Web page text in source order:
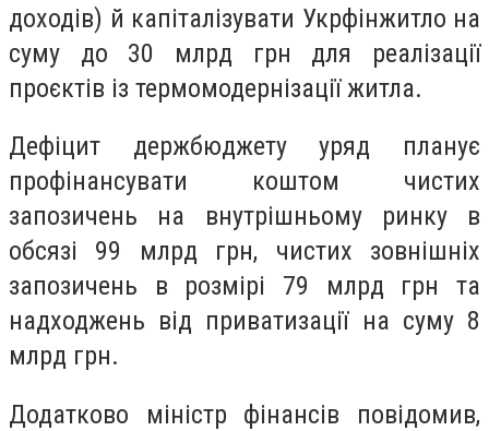
доходів) й капіталізувати Укрфінжитло на
суму до 30 млрд грн для реалізації
проєктів із термомодернізації житла.
Дефіцит держбюджету уряд планує
профінансувати коштом чистих
запозичень на внутрішньому ринку в
обсязі 99 млрд грн, чистих зовнішніх
запозичень в розмірі 79 млрд грн та
надходжень від приватизації на суму 8
млрд грн.
Додатково міністр фінансів повідомив,